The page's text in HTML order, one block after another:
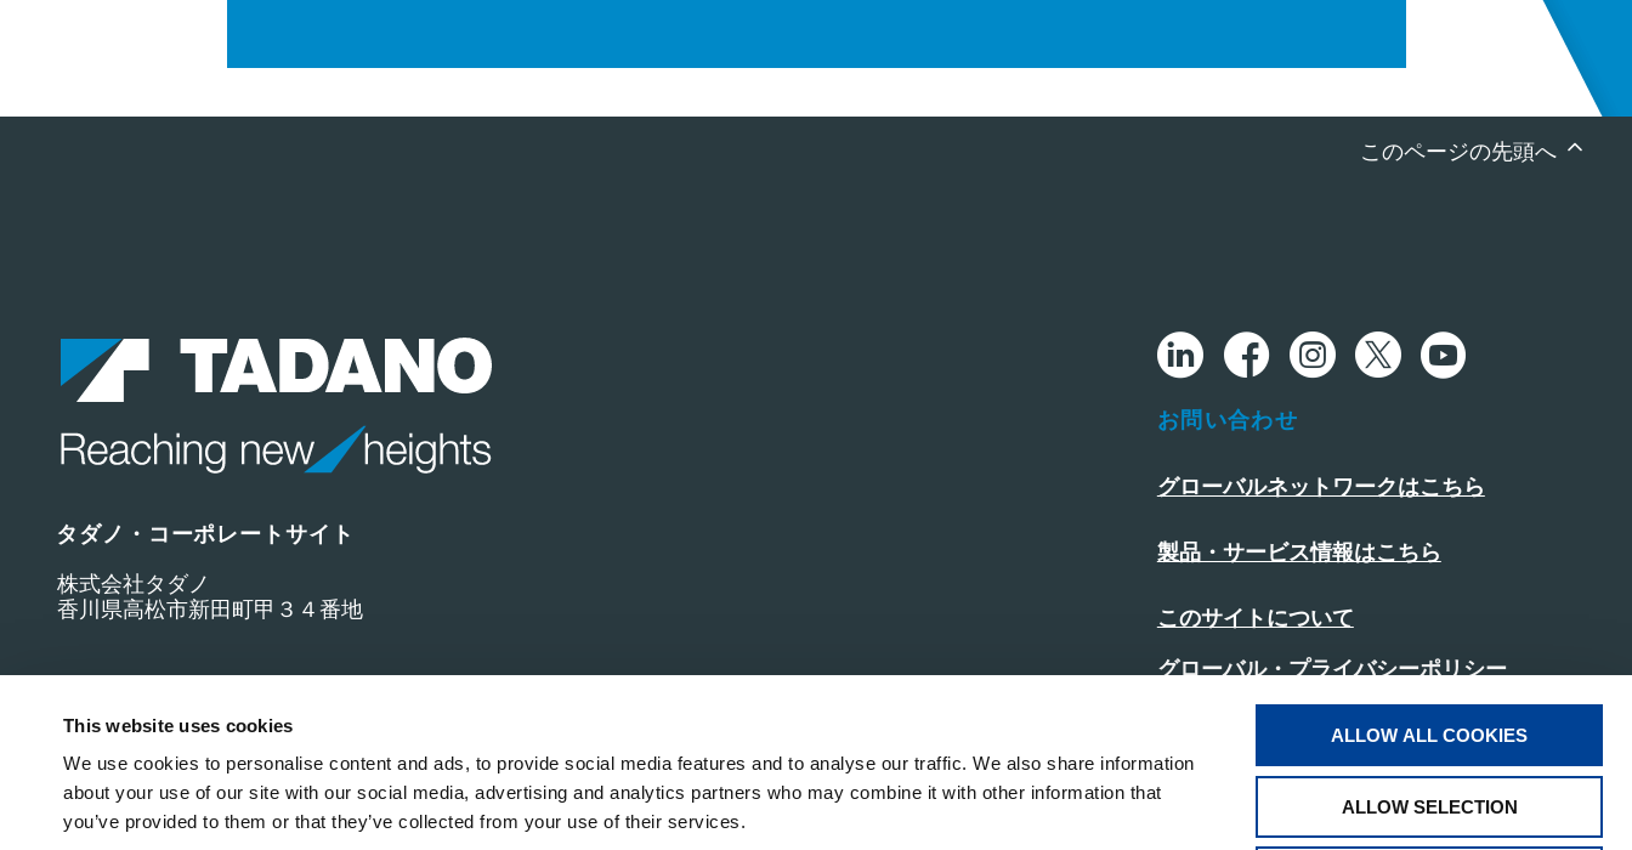
This website uses cookies
We use cookies to personalise content and ads, to provide social media features and to analyse our traffic. We also share information
about your use of our site with our social media, advertising and analytics partners who may combine it with other information that
you’ve provided to them or that they’ve collected from your use of their services.
ALLOW ALL COOKIES
ALLOW SELECTION
このページの先頭へ
タダノ・コーポレートサイト
株式会社タダノ
香川県高松市新田町甲３４番地
お問い合わせ
グローバルネットワークはこちら
製品・サービス情報はこちら
このサイトについて
グローバル・プライバシーポリシー
クッキーポリシー
ソーシャルメディアポリシー